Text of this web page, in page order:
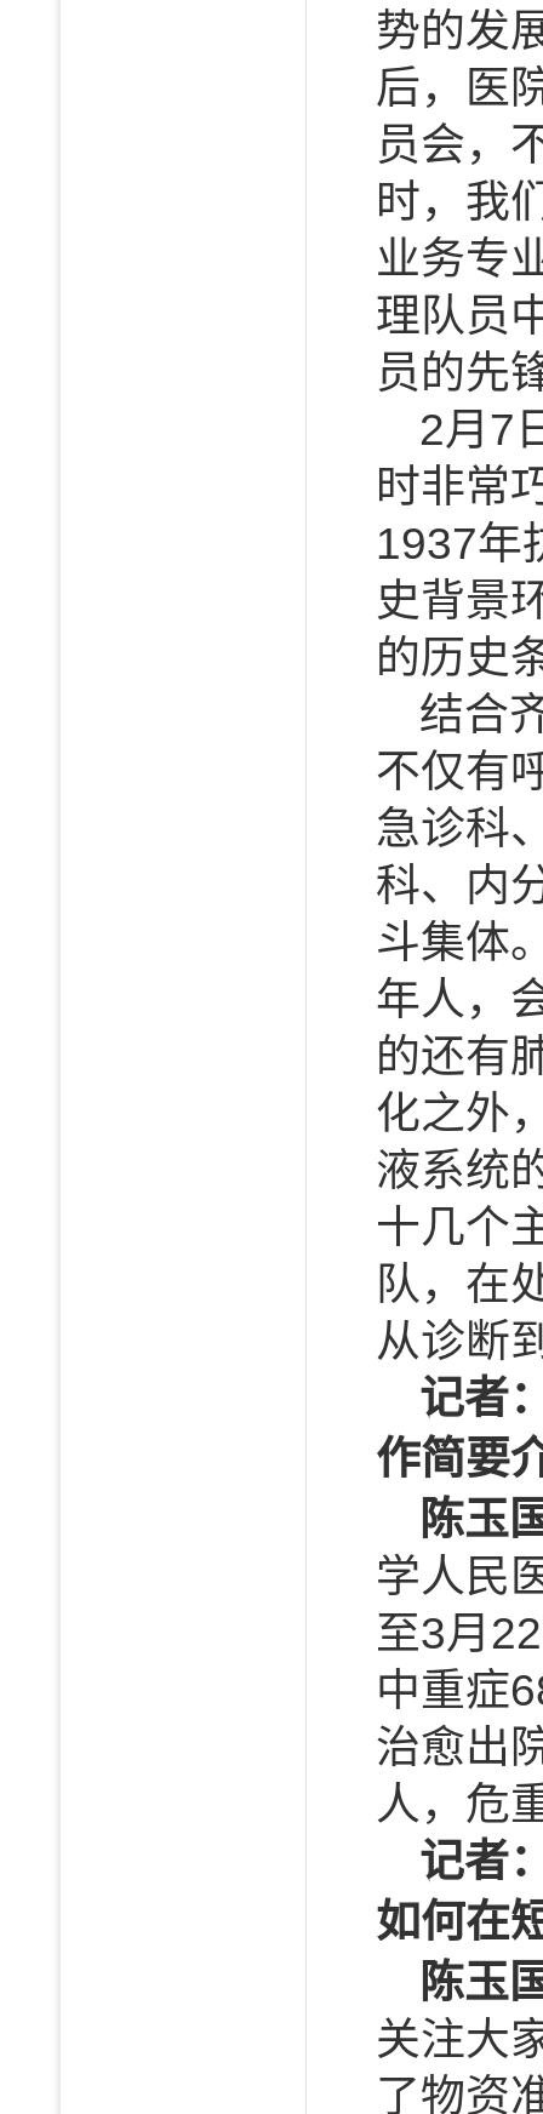
势的发
后，医
员会，
时，我
业务专
理队员
员的先
2月7
时非常
1937年
史背景
的历史
结合
不仅有
急诊科
科、内
斗集体
年人，
的还有
化之外
液系统
十几个
队，在
从诊断
记者
作简要
陈玉
学人民
至3月
中重症
治愈出
人，危
记者
如何在
陈玉
关注大
了物资